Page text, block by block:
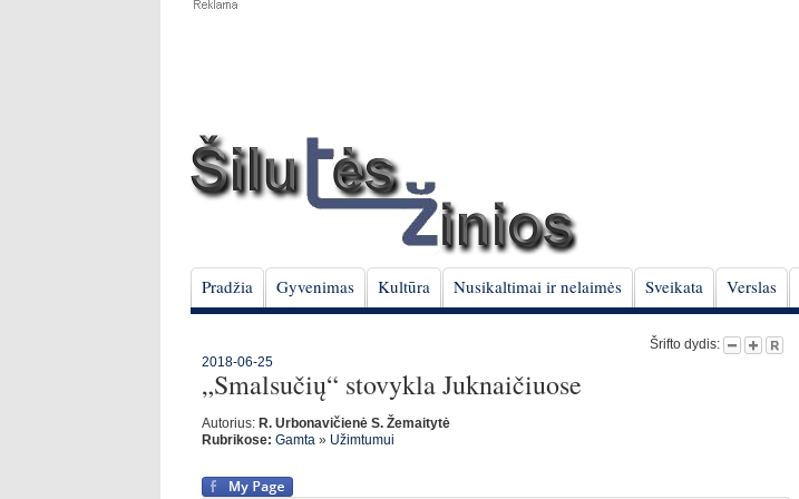
Pradžia Gyvenimas Kultūra Nusikaltimai ir nelaimės Sveikata Verslas
Šrifto dydis:
2018-06-25
„Smalsučių“ stovykla Juknaičiuose
Autorius: R. Urbonavičienė S. Žemaitytė
Rubrikose: Gamta » Užimtumui